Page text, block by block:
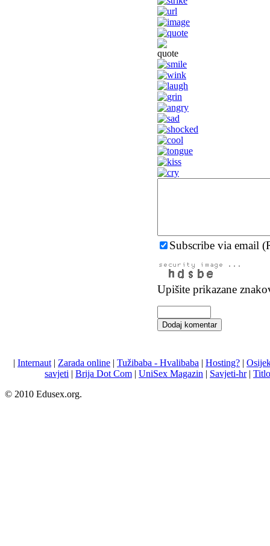
Subscribe via email
Upišite prikazane
Dodaj komentar
| Internaut | Zarada online | Tužibaba - Hvalibaba | Hosting? |
savjeti | Brija Dot Com | UniSex Magazin | Savjeti-hr|
© 2010 Edusex.org.